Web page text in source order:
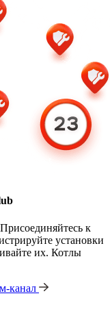
к
установки
их. Котлы
канал